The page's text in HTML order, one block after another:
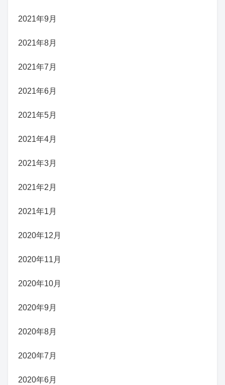
2021年9月
2021年8月
2021年7月
2021年6月
2021年5月
2021年4月
2021年3月
2021年2月
2021年1月
2020年12月
2020年11月
2020年10月
2020年9月
2020年8月
2020年7月
2020年6月